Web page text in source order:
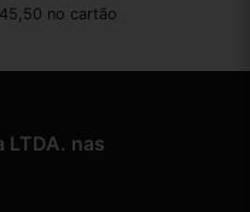
no cartão
LTDA. nas